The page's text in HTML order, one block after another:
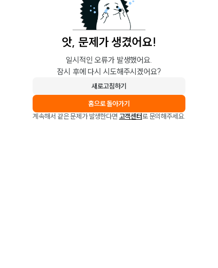
앗, 문제가 생겼어요!
일시적인 오류가 발생했어요.
잠시 후에 다시 시도해주시겠어요?
새로고침하기
홈으로 돌아가기
계속해서 같은 문제가 발생한다면 고객센터로 문의해주세요.